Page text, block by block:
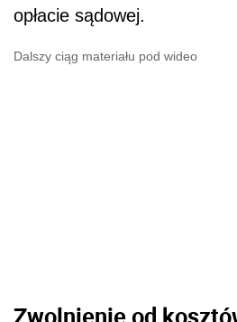
opłacie sądowej.
Dalszy ciąg materiału pod wideo
Zwolnienie od